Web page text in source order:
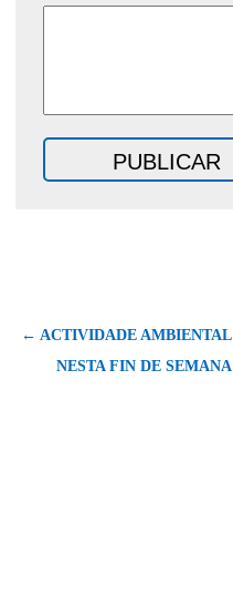
← ACTIVIDADE AMBIENTAL
NESTA FIN DE SEMANA